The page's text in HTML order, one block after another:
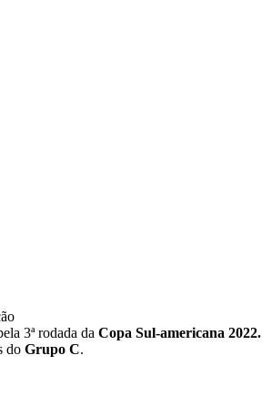
3ª rodada da Copa Sul-americana 2022.
do Grupo C.